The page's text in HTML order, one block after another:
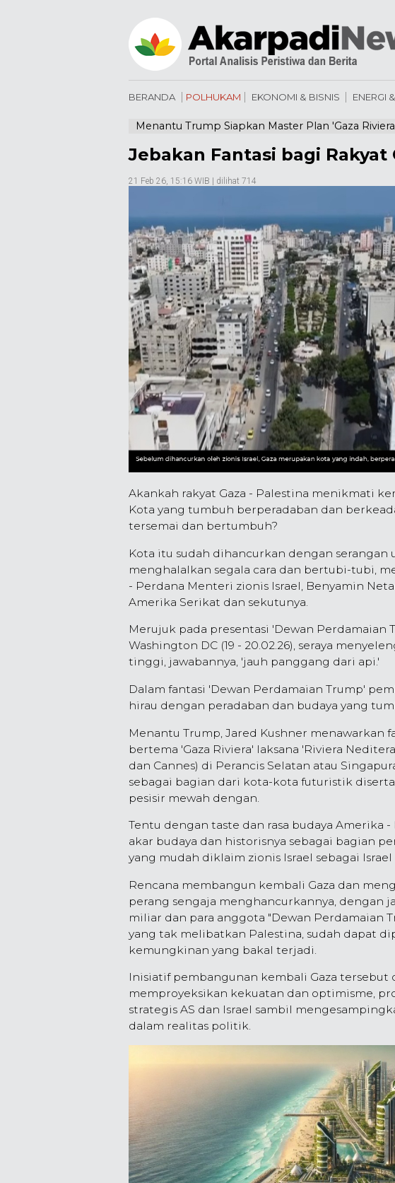
BERANDA POLHUKAM EKONOMI & BISNIS ENERGI
Menantu Trump Siapkan Master Plan 'Gaza
Jebakan Fantasi bagi Rakyat
21 Feb 26, 15:16 WIB | dilihat 714
Akankah rakyat Gaza - Palestina menikmati
Kota yang tumbuh berperadaban dan
tersemai dan bertumbuh?
Kota itu sudah dihancurkan dengan serangan
menghalalkan segala cara dan bertubi-tubi,
- Perdana Menteri zionis Israel, Benyamin
Amerika Serikat dan sekutunya.
Merujuk pada presentasi 'Dewan Perdamaian
Washington DC (19 - 20.02.26), seraya
tinggi, jawabannya, 'jauh panggang dari api.'
Dalam fantasi 'Dewan Perdamaian Trump'
hirau dengan peradaban dan budaya yang
Menantu Trump, Jared Kushner menawarkan
bertema 'Gaza Riviera' laksana 'Riviera
dan Cannes) di Perancis Selatan atau
sebagai bagian dari kota-kota futuristik
pesisir mewah dengan.
Tentu dengan taste dan rasa budaya Amerika
akar budaya dan historisnya sebagai bagian
yang mudah diklaim zionis Israel sebagai Israel
Rencana membangun kembali Gaza dan
perang sengaja menghancurkannya, dengan
miliar dan para anggota "Dewan Perdamaian
yang tak melibatkan Palestina, sudah dapat
kemungkinan yang bakal terjadi.
Inisiatif pembangunan kembali Gaza tersebut
memproyeksikan kekuatan dan optimisme,
strategis AS dan Israel sambil
dalam realitas politik.